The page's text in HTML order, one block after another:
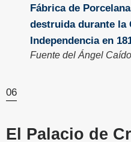
Fuente del Ángel
06
El Palacio de